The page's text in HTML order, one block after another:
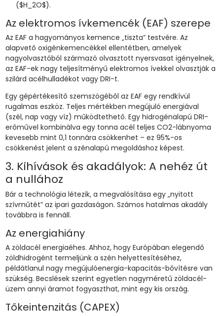
($H_2O$).
Az elektromos ívkemencék (EAF) szerepe
Az EAF a hagyományos kemence „tiszta” testvére. Az
alapvető oxigénkemencékkel ellentétben, amelyek
nagyolvasztóból származó olvasztott nyersvasat igényelnek,
az EAF-ek nagy teljesítményű elektromos ívekkel olvasztják a
szilárd acélhulladékot vagy DRI-t.
Egy gépértékesítő szemszögéből az EAF egy rendkívül
rugalmas eszköz. Teljes mértékben megújuló energiával
(szél, nap vagy víz) működtethető. Egy hidrogénalapú DRI-
erőművel kombinálva egy tonna acél teljes CO2-lábnyoma
kevesebb mint 0,1 tonnára csökkenhet – ez 95%-os
csökkenést jelent a szénalapú megoldáshoz képest.
3. Kihívások és akadályok: A nehéz út
a nullához
Bár a technológia létezik, a megvalósítása egy „nyitott
szívműtét” az ipari gazdaságon. Számos hatalmas akadály
továbbra is fennáll.
Az energiahiány
A zöldacél energiaéhes. Ahhoz, hogy Európában elegendő
zöldhidrogént termeljünk a szén helyettesítéséhez,
példátlanul nagy megújulóenergia-kapacitás-bővítésre van
szükség. Becslések szerint egyetlen nagyméretű zöldacél-
üzem annyi áramot fogyaszthat, mint egy kis ország.
Tőkeintenzitás (CAPEX)